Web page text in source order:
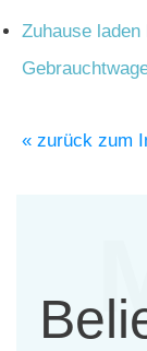
Zuhause
« zurück zum